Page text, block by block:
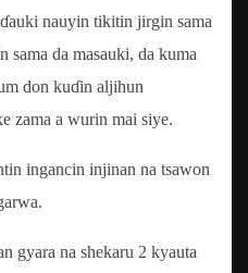
nauyin tikitin jirgin sama
sama da masauki, da kuma
don kuɗin aljihun
zama a wurin mai siye.
ingancin injinan na tsawon
gyara na shekaru 2 kyauta